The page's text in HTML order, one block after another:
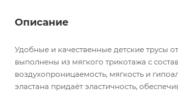
Описание
Удобные и качественные детские трусы
выполнены из мягкого трикотажа с
воздухопроницаемость, мягкость и
эластана придаёт эластичность,